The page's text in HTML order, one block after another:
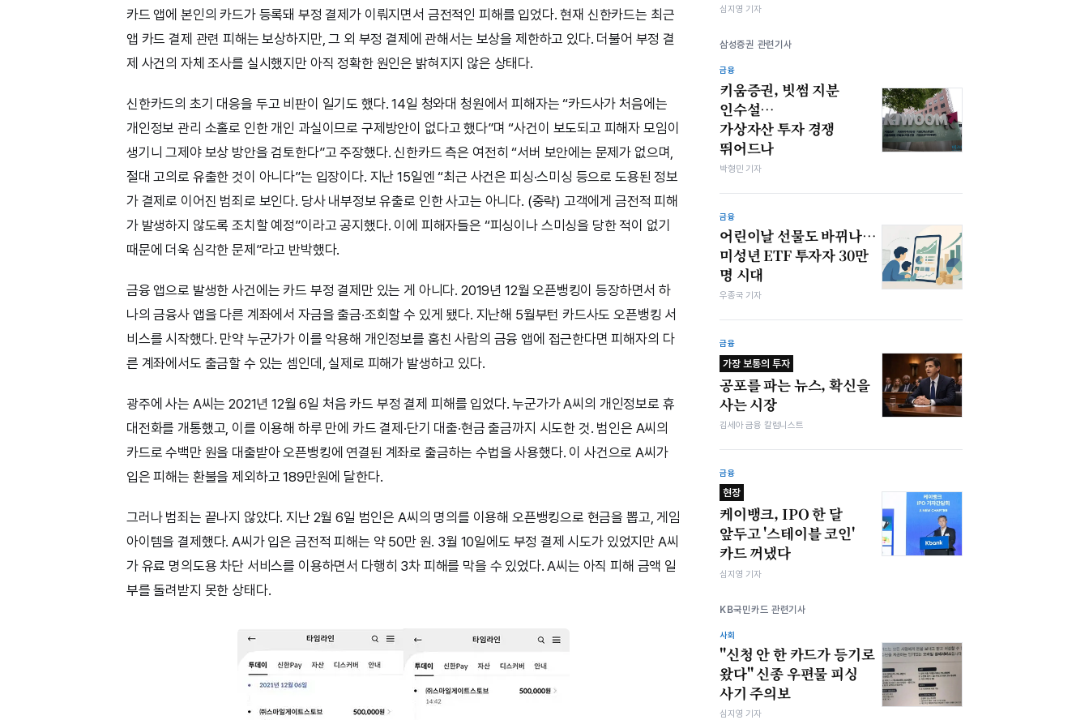
카드 앱에 본인의 카드가 등록돼 부정 결제가 이뤄지면서 금전적인 피해를 입었다. 현재 신한카드는 최근
앱 카드 결제 관련 피해는 보상하지만, 그 외 부정 결제에 관해서는 보상을 제한하고 있다. 더불어 부정 결
제 사건의 자체 조사를 실시했지만 아직 정확한 원인은 밝혀지지 않은 상태다.
신한카드의 초기 대응을 두고 비판이 일기도 했다. 14일 청와대 청원에서 피해자는 “카드사가 처음에는
개인정보 관리 소홀로 인한 개인 과실이므로 구제방안이 없다고 했다”며 “사건이 보도되고 피해자 모임이
생기니 그제야 보상 방안을 검토한다”고 주장했다. 신한카드 측은 여전히 “서버 보안에는 문제가 없으며,
절대 고의로 유출한 것이 아니다”는 입장이다. 지난 15일엔 “최근 사건은 피싱·스미싱 등으로 도용된 정보
가 결제로 이어진 범죄로 보인다. 당사 내부정보 유출로 인한 사고는 아니다. (중략) 고객에게 금전적 피해
가 발생하지 않도록 조치할 예정”이라고 공지했다. 이에 피해자들은 “피싱이나 스미싱을 당한 적이 없기
때문에 더욱 심각한 문제”라고 반박했다.
금융 앱으로 발생한 사건에는 카드 부정 결제만 있는 게 아니다. 2019년 12월 오픈뱅킹이 등장하면서 하
나의 금융사 앱을 다른 계좌에서 자금을 출금·조회할 수 있게 됐다. 지난해 5월부턴 카드사도 오픈뱅킹 서
비스를 시작했다. 만약 누군가가 이를 악용해 개인정보를 훔친 사람의 금융 앱에 접근한다면 피해자의 다
른 계좌에서도 출금할 수 있는 셈인데, 실제로 피해가 발생하고 있다.
광주에 사는 A씨는 2021년 12월 6일 처음 카드 부정 결제 피해를 입었다. 누군가가 A씨의 개인정보로 휴
대전화를 개통했고, 이를 이용해 하루 만에 카드 결제·단기 대출·현금 출금까지 시도한 것. 범인은 A씨의
카드로 수백만 원을 대출받아 오픈뱅킹에 연결된 계좌로 출금하는 수법을 사용했다. 이 사건으로 A씨가
입은 피해는 환불을 제외하고 189만원에 달한다.
그러나 범죄는 끝나지 않았다. 지난 2월 6일 범인은 A씨의 명의를 이용해 오픈뱅킹으로 현금을 뽑고, 게임
아이템을 결제했다. A씨가 입은 금전적 피해는 약 50만 원. 3월 10일에도 부정 결제 시도가 있었지만 A씨
가 유료 명의도용 차단 서비스를 이용하면서 다행히 3차 피해를 막을 수 있었다. A씨는 아직 피해 금액 일
부를 돌려받지 못한 상태다.
심지영 기자
삼성증권 관련기사
금융
키움증권, 빗썸 지분
인수설…
가상자산 투자 경쟁
뛰어드나
박형민 기자
금융
어린이날 선물도 바뀌나…
미성년 ETF 투자자 30만
명 시대
우종국 기자
금융
가장 보통의 투자
공포를 파는 뉴스, 확신을
사는 시장
김세아 금융 칼럼니스트
금융
현장
케이뱅크, IPO 한 달
앞두고 '스테이블 코인'
카드 꺼냈다
심지영 기자
KB국민카드 관련기사
사회
"신청 안 한 카드가 등기로
왔다" 신종 우편물 피싱
사기 주의보
심지영 기자